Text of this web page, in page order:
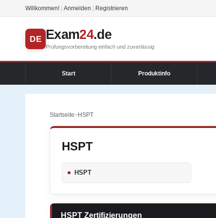
Willkommen! Anmelden Registrieren
DE Exam24.de
Prüfungsvorbereitung einfach und zuverlässig
Start Produktinfo
Startseite>HSPT
HSPT
HSPT
HSPT Zertifizierungen